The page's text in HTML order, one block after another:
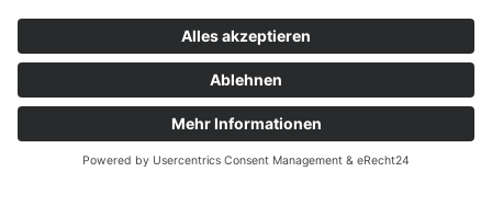
Mehr erfahren
Impressum Datenschutz Blog